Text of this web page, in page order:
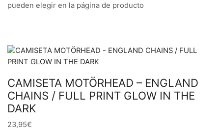
pueden elegir en la página de producto
CAMISETA MOTÖRHEAD – ENGLAND
CHAINS / FULL PRINT GLOW IN THE
DARK
23,95€